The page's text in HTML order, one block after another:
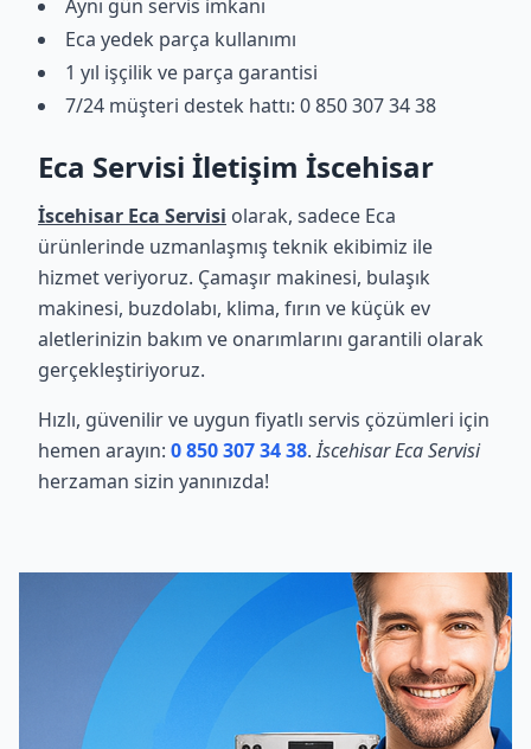
Aynı gün servis imkanı
Eca yedek parça kullanımı
1 yıl işçilik ve parça garantisi
7/24 müşteri destek hattı: 0 850 307 34 38
Eca Servisi İletişim İscehisar
İscehisar Eca Servisi olarak, sadece Eca
ürünlerinde uzmanlaşmış teknik ekibimiz ile
hizmet veriyoruz. Çamaşır makinesi, bulaşık
makinesi, buzdolabı, klima, fırın ve küçük ev
aletlerinizin bakım ve onarımlarını garantili olarak
gerçekleştiriyoruz.
Hızlı, güvenilir ve uygun fiyatlı servis çözümleri için
hemen arayın: 0 850 307 34 38.İscehisar Eca Servisi
herzaman sizin yanınızda!